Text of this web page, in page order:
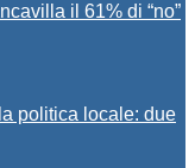
il 61% di “no”
politica locale: due